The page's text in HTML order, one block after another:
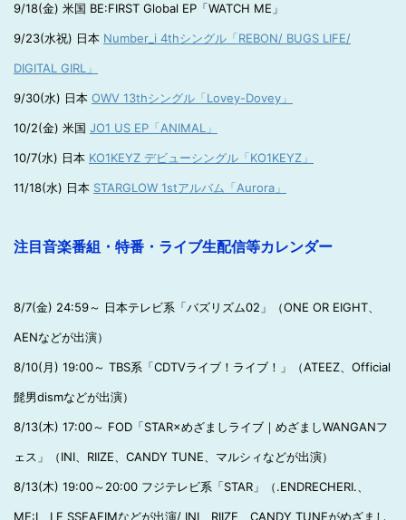
9/18(金) 米国 BE:FIRST Global EP「WATCH ME」
9/23(水祝) 日本 Number_i 4thシングル「REBON/ BUGS LIFE/
DIGITAL GIRL」
9/30(水) 日本 OWV 13thシングル「Lovey-Dovey」
10/2(金) 米国 JO1 US EP「ANIMAL」
10/7(水) 日本 KO1KEYZ デビューシングル「KO1KEYZ」
11/18(水) 日本 STARGLOW 1stアルバム「Aurora」
注目音楽番組・特番・ライブ生配信等カレンダー
8/7(金) 24:59～ 日本テレビ系「バズリズム02」（ONE OR EIGHT、
AENなどが出演）
8/10(月) 19:00～ TBS系「CDTVライブ！ライブ！」（ATEEZ、Official
髭男dismなどが出演）
8/13(木) 17:00～ FOD「STAR×めざましライブ｜めざましWANGANフ
ェス」（INI、RIIZE、CANDY TUNE、マルシィなどが出演）
8/13(木) 19:00～20:00 フジテレビ系「STAR」（.ENDRECHERI.、
ME:I、LE SSEAFIMなどが出演/ INI、RIIZE、CANDY TUNEがめざまし